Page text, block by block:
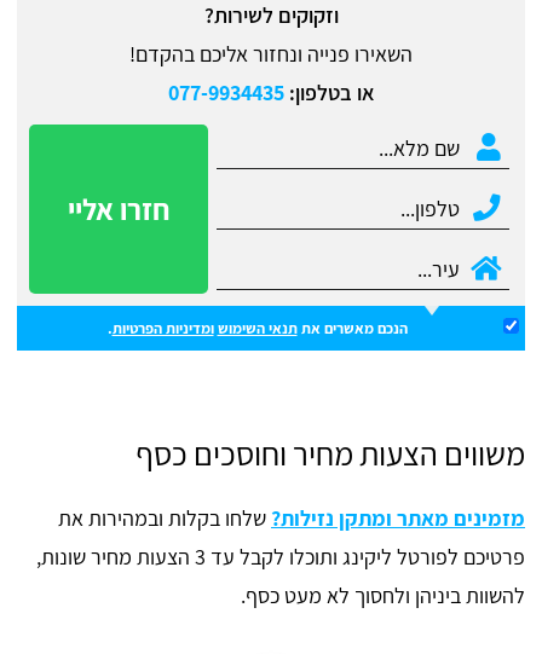
וזקוקים לשירות?
השאירו פנייה ונחזור אליכם בהקדם!
או בטלפון:077-9934435
הנכם מאשרים אתתנאי השימוש ומדיניות הפרטיות.
משווים הצעות מחיר וחוסכים כסף
מזמינים מאתר ומתקן נזילות? שלחו בקלות ובמהירות את
פרטיכם לפורטל ליקינג ותוכלו לקבל עד 3 הצעות מחיר שונות,
להשוות ביניהן ולחסוך לא מעט כסף.